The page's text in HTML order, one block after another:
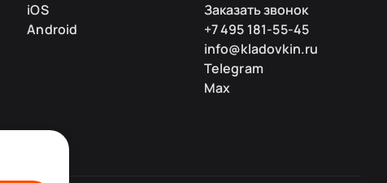
iOS
Android
Заказать звонок
+7 495 181-55-45
info@kladovkin.ru
Telegram
Max